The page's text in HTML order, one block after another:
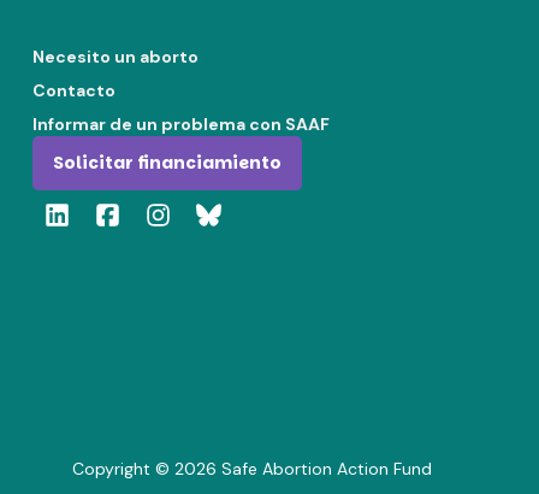
Necesito un aborto
Contacto
Informar de un problema con SAAF
Solicitar financiamiento
Copyright ©2026 Safe Abortion Action Fund